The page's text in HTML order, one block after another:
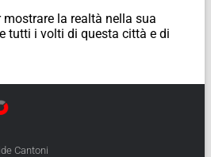
la realtà nella sua
tutti i volti di questa città e di
Cantoni